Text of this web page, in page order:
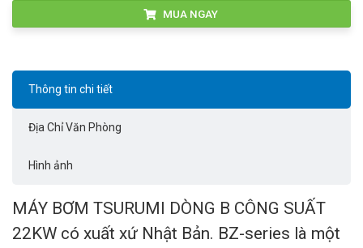
MUA NGAY
Thông tin chi tiết
Địa Chỉ Văn Phòng
Hình ảnh
MÁY BƠM TSURUMI DÒNG B CÔNG SUẤT
22KW có xuất xứ Nhật Bản. BZ-series là một